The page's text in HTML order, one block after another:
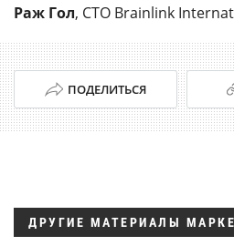
Раж Гол, СТО Brainlink
ПОДЕЛИТЬСЯ
ДРУГИЕ МАТЕРИАЛЫ